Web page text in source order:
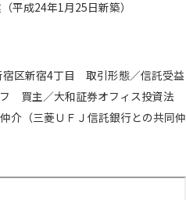
平成24年1月25日新築）
区新宿4丁目 取引形態／信託受益
買主／大和証券オフィス投資法
介（三菱ＵＦＪ信託銀行との共同仲